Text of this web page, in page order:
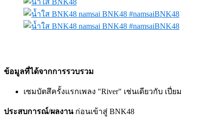
ข้อมูลที่ได้จากการรวบรวม
เซมบัตสึครั้งแรกเพลง "River" เช่นเดียวกับ เปี่ยม
ประสบการณ์/ผลงานก่อนเข้าสู่ BNK48